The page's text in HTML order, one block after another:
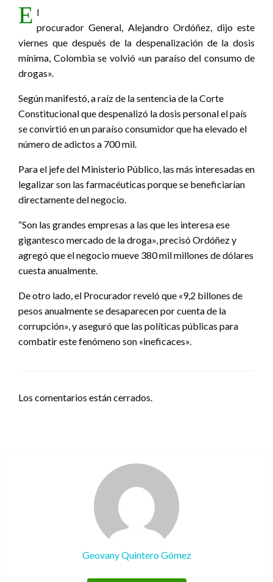
E l
procurador General, Alejandro Ordóñez, dijo este
viernes que después de la despenalización de la dosis
mínima, Colombia se volvió «un paraíso del consumo de
drogas».
Según manifestó, a raíz de la sentencia de la Corte
Constitucional que despenalizó la dosis personal el país
se convirtió en un paraíso consumidor que ha elevado el
número de adictos a 700 mil.
Para el jefe del Ministerio Público, las más interesadas en
legalizar son las farmacéuticas porque se beneficiarían
directamente del negocio.
“Son las grandes empresas a las que les interesa ese
gigantesco mercado de la droga», precisó Ordóñez y
agregó que el negocio mueve 380 mil millones de dólares
cuesta anualmente.
De otro lado, el Procurador reveló que «9,2 billones de
pesos anualmente se desaparecen por cuenta de la
corrupción», y aseguró que las políticas públicas para
combatir este fenómeno son «ineficaces».
Los comentarios están cerrados.
Geovany Quintero Gómez